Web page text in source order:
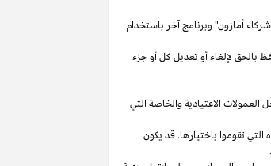
أمازون" وبرنامج آخر باستخدام
بالحق لإلغاء أو تعديل كل أو جزء
الاعتيادية والخاصة التي
بالطريقة المذكورة ادناه التي تقوموا باختيارها. قد يكون